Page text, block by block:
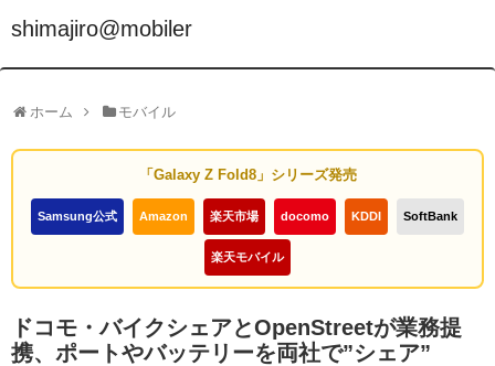
shimajiro@mobiler
ホーム モバイル
「Galaxy Z Fold8」シリーズ発売
Samsung公式 Amazon 楽天市場 docomo KDDI SoftBank
楽天モバイル
ドコモ・バイクシェアとOpenStreetが業務提
携、ポートやバッテリーを両社で”シェア”